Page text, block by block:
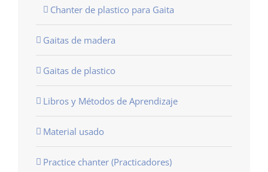
Chanter de plastico para Gaita
Gaitas de madera
Gaitas de plastico
Libros y Métodos de Aprendizaje
Material usado
Practice chanter (Practicadores)